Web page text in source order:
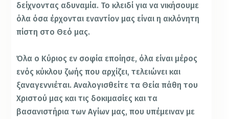
δείχνοντας αδυναμία. Το κλειδί για να νικήσουμε
όλα όσα έρχονται εναντίον μας είναι η ακλόνητη
πίστη στο Θεό μας.
Όλα ο Κύριος εν σοφία εποίησε, όλα είναι μέρος
ενός κύκλου ζωής που αρχίζει, τελειώνει και
ξαναγεννιέται. Αναλογισθείτε τα Θεία πάθη του
Χριστού μας και τις δοκιμασίες και τα
βασανιστήρια των Αγίων μας, που υπέμειναν με